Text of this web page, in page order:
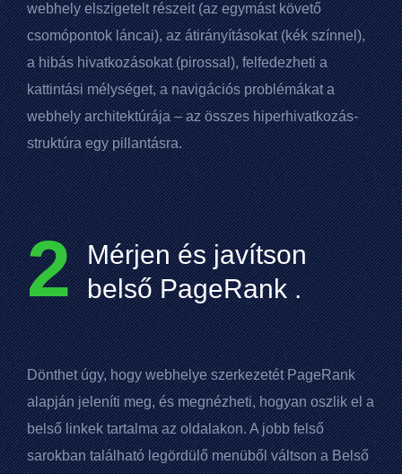
webhely elszigetelt részeit (az egymást követő
csomópontok láncai), az átirányításokat (kék színnel),
a hibás hivatkozásokat (pirossal), felfedezheti a
kattintási mélységet, a navigációs problémákat a
webhely architektúrája – az összes hiperhivatkozás-
struktúra egy pillantásra.
2 Mérjen és javítson
belsőPageRank.
Dönthet úgy, hogy webhelye szerkezetétPageRank
alapján jeleníti meg, és megnézheti, hogyan oszlik el a
belső linkek tartalma az oldalakon. A jobb felső
sarokban található legördülő menüből váltson a Belső